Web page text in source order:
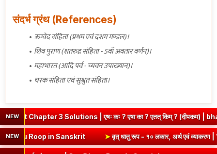
संदर्भ ग्रंथ (References)
ऋग्वेद संहिता (प्रथम एवं दशम मण्डल)।
शिव पुराण (शतरुद्र संहिता - 5वाँ अवतार वर्णन)।
महाभारत (आदि पर्व - च्यवन उपाख्यान)।
चरक संहिता एवं सुश्रुत संहिता।
NEW3 Solutions | एषः कः ? एषा का ? एतत् किम् ? (दीपकम) |
NEW
व्याकरण | Kri Dhatu Roop in Sanskrit ➤वृत् धातु रूप - १० लकार,